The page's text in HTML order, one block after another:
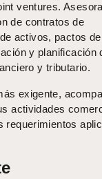
ventures.
de contratos de
activos, pactos de
y planificación
y tributario.
exigente,
actividades
requerimientos